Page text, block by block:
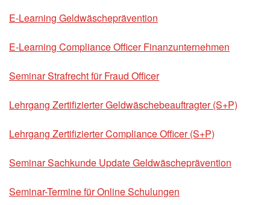
E-Learning Geldwäscheprävention
E-Learning Compliance Officer Finanzunternehmen
Seminar Strafrecht für Fraud Officer
Lehrgang Zertifizierter Geldwäschebeauftragter (S+P)
Lehrgang Zertifizierter Compliance Officer (S+P)
Seminar Sachkunde Update Geldwäscheprävention
Seminar-Termine für Online Schulungen